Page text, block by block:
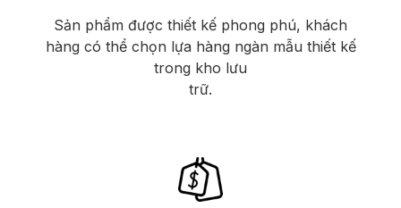
Sản phẩm được thiết kế phong phú, khách
hàng có thể chọn lựa hàng ngàn mẫu thiết kế
trong kho lưu
trữ.